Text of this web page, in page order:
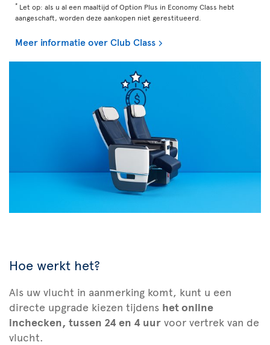
* Let op: als u al een maaltijd of Option Plus in Economy Class hebt
aangeschaft, worden deze aankopen niet gerestitueerd.
Meer informatie over Club Class
Hoe werkt het?
Als uw vlucht in aanmerking komt, kunt u een
directe upgrade kiezen tijdens het online
inchecken, tussen 24 en 4 uur voor vertrek van de
vlucht.